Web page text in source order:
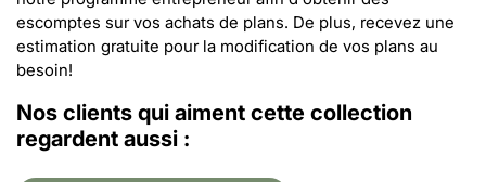
escomptes sur vos achats de plans. De plus, recevez une
estimation gratuite pour la modification de vos plans au
besoin!
Nos clients qui aiment cette collection
regardent aussi :